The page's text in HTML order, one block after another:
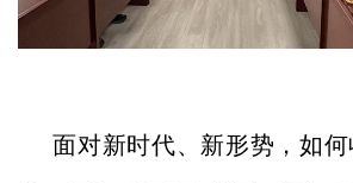
面对新时代、新形势，如何